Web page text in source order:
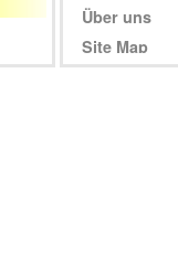
Über uns
Site Map